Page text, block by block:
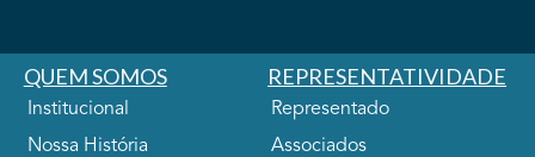
QUEM SOMOS
Institucional
Nossa História
REPRESENTATIVIDADE
Representado
Associados